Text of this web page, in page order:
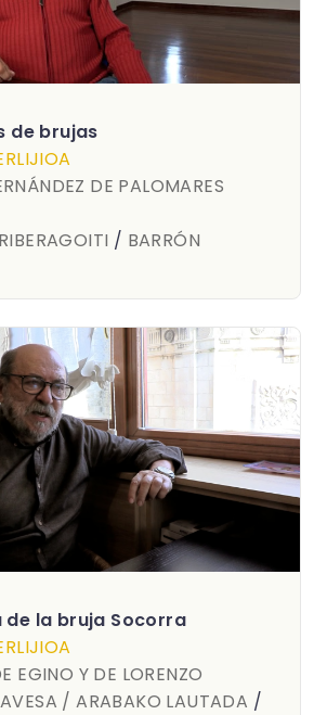
de brujas
DE PALOMARES
/ BARRÓN
de la bruja Socorra
EGINO Y DE LORENZO
/ ARABAKO LAUTADA /